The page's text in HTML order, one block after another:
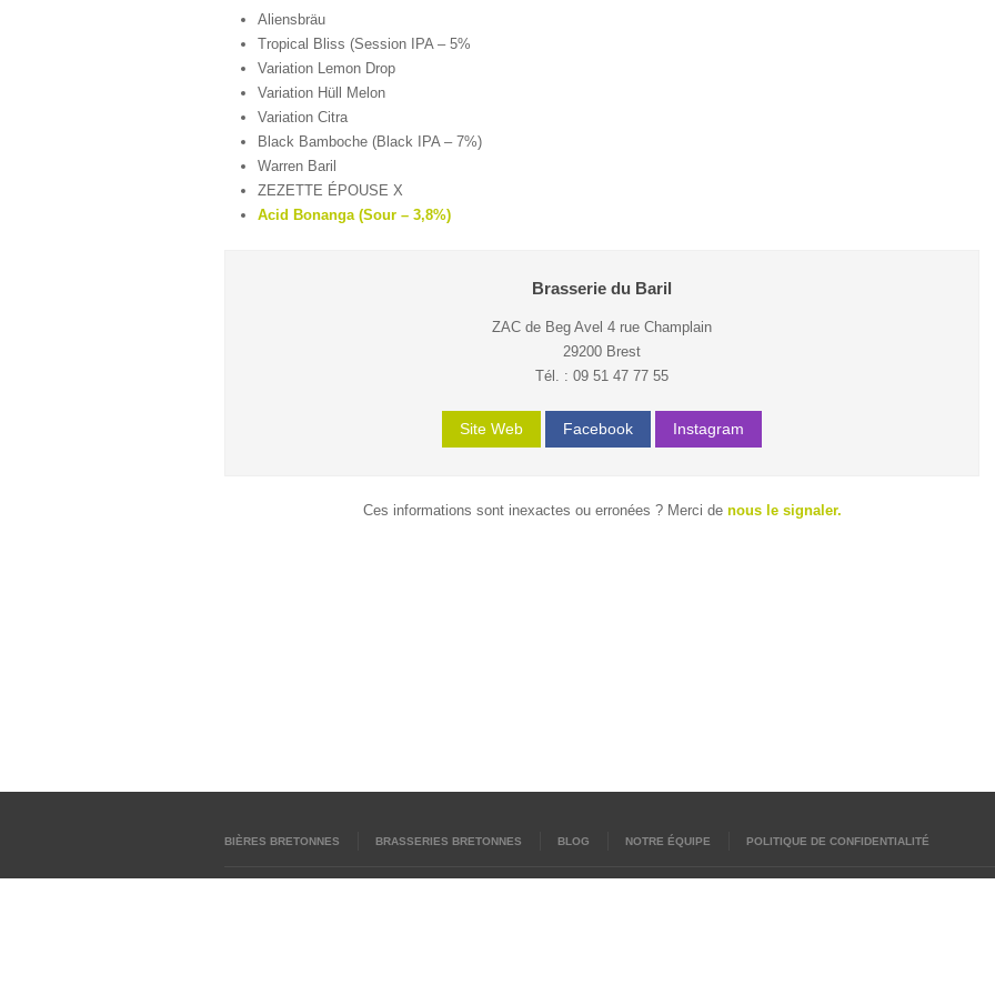
Aliensbräu
Tropical Bliss (Session IPA – 5%
Variation Lemon Drop
Variation Hüll Melon
Variation Citra
Black Bamboche (Black IPA – 7%)
Warren Baril
ZEZETTE ÉPOUSE X
Acid Bonanga (Sour – 3,8%)
Brasserie du Baril
ZAC de Beg Avel 4 rue Champlain
29200 Brest
Tél. : 09 51 47 77 55
Site Web Facebook Instagram
Ces informations sont inexactes ou erronées ? Merci de nous le signaler.
BIÈRES BRETONNES BRASSERIES BRETONNES BLOG NOTRE ÉQUIPE POLITIQUE DE CONFIDENTIALITÉ